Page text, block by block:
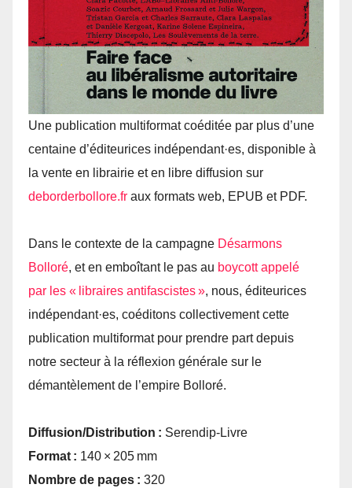
Une publication multiformat coéditée par plus d’une
centaine d’éditeurices indépendant·es, disponible à
la vente en librairie et en libre diffusion sur
deborderbollore.​fr aux formats web, EPUB et PDF.
Dans le contexte de la campagne Désarmons
Bolloré, et en emboîtant le pas au boycott appelé
par les « libraires antifascistes », nous, éditeurices
indépendant·es, coéditons collectivement cette
publication multiformat pour prendre part depuis
notre secteur à la réflexion générale sur le
démantèlement de l’empire Bolloré.
Diffusion/Distribution : Serendip-Livre
Format : 140 × 205 mm
Nombre de pages : 320